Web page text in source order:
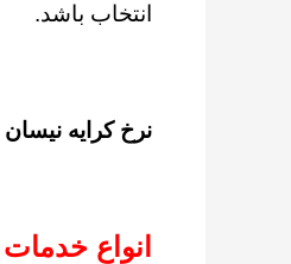
انتخاب باشد.
نرخ کرایه
انواع